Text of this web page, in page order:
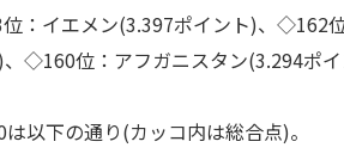
：イエメン(3.397ポイント)、◇162
◇160位：アフガニスタン(3.294ポ
以下の通り(カッコ内は総合点)。